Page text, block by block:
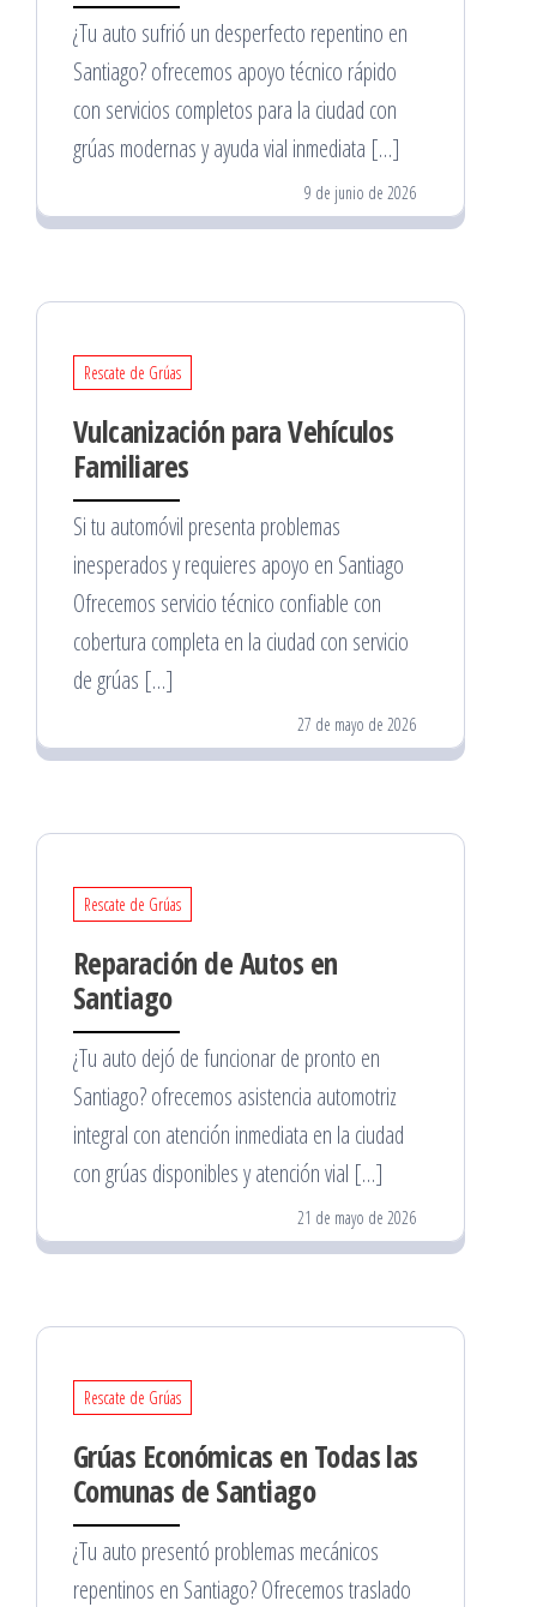
¿Tu auto sufrió un desperfecto repentino en
Santiago? ofrecemos apoyo técnico rápido
con servicios completos para la ciudad con
grúas modernas y ayuda vial inmediata […]
9 de junio de 2026
Rescate de Grúas
Vulcanización para Vehículos
Familiares
Si tu automóvil presenta problemas
inesperados y requieres apoyo en Santiago
Ofrecemos servicio técnico confiable con
cobertura completa en la ciudad con servicio
de grúas […]
27 de mayo de 2026
Rescate de Grúas
Reparación de Autos en
Santiago
¿Tu auto dejó de funcionar de pronto en
Santiago? ofrecemos asistencia automotriz
integral con atención inmediata en la ciudad
con grúas disponibles y atención vial […]
21 de mayo de 2026
Rescate de Grúas
Grúas Económicas en Todas las
Comunas de Santiago
¿Tu auto presentó problemas mecánicos
repentinos en Santiago? Ofrecemos traslado